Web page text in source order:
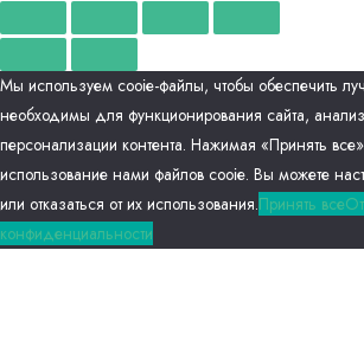
Мы используем сооіе-файлы, чтобы обеспечить
необходимы для функционирования сайта,
персонализации контента. Нажимая «Принять
использование нами файлов сооіе. Вы можете
или отказаться от их использования.Принять все
конфиденциальности